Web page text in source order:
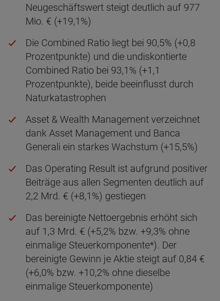
Neugeschäftswert steigt deutlich auf 977
Mio. € (+19,1%)
Die Combined Ratio liegt bei 90,5% (+0,8
Prozentpunkte) und die undiskontierte
Combined Ratio bei 93,1% (+1,1
Prozentpunkte), beide beeinflusst durch
Naturkatastrophen
Asset & Wealth Management verzeichnet
dank Asset Management und Banca
Generali ein starkes Wachstum (+15,5%)
Das Operating Result ist aufgrund positiver
Beiträge aus allen Segmenten deutlich auf
2,2 Mrd. € (+8,1%) gestiegen
Das bereinigte Nettoergebnis erhöht sich
auf 1,3 Mrd. € (+5,2% bzw. +9,3% ohne
einmalige Steuerkomponente*). Der
bereinigte Gewinn je Aktie steigt auf 0,84 €
(+6,0% bzw. +10,2% ohne dieselbe
einmalige Steuerkomponente)